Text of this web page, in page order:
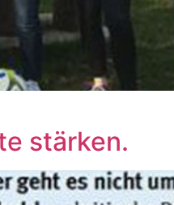
stärken.